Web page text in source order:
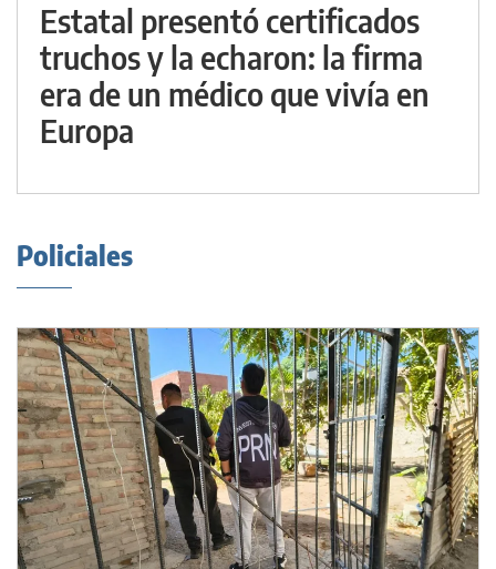
Estatal presentó certificados
truchos y la echaron: la firma
era de un médico que vivía en
Europa
Policiales